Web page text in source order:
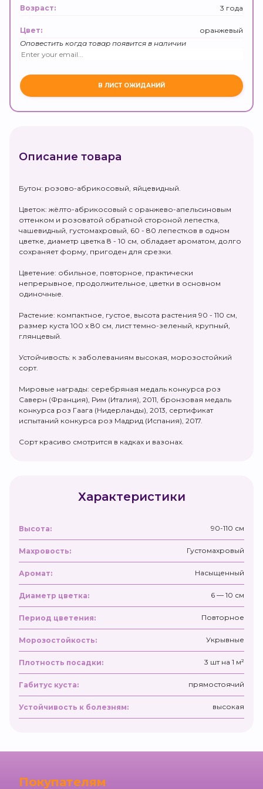
Возраст: 3 года
Цвет:
оранжевый
Оповестить когда товар появится в наличии
Описание товара
Бутон: розово-абрикосовый, яйцевидный.
Цветок: жёлто-абрикосовый с оранжево-апельсиновым
оттенком и розоватой обратной стороной лепестка,
чашевидный, густомахровый, 60 - 80 лепестков в одном
цветке, диаметр цветка 8 - 10 см, обладает ароматом, долго
сохраняет форму, пригоден для срезки.
Цветение: обильное, повторное, практически
непрерывное, продолжительное, цветки в основном
одиночные.
Растение: компактное, густое, высота растения 90 - 110 см,
размер куста 100 х 80 см, лист темно-зеленый, крупный,
глянцевый.
Устойчивость: к заболеваниям высокая, морозостойкий
сорт.
Мировые награды: серебряная медаль конкурса роз
Саверн (Франция), Рим (Италия), 2011, бронзовая медаль
конкурса роз Гаага (Нидерланды), 2013, сертификат
испытаний конкурса роз Мадрид (Испания), 2017.
Сорт красиво смотрится в кадках и вазонах.
Характеристики
Высота: 90-110 см
Махровость: Густомахровый
Аромат: Насыщенный
Диаметр цветка: 6 — 10 см
Период цветения: Повторное
Морозостойкость: Укрывные
Плотность посадки: 3 шт на 1 м²
Габитус куста: прямостоячий
Устойчивость к болезням: высокая
Покупателям